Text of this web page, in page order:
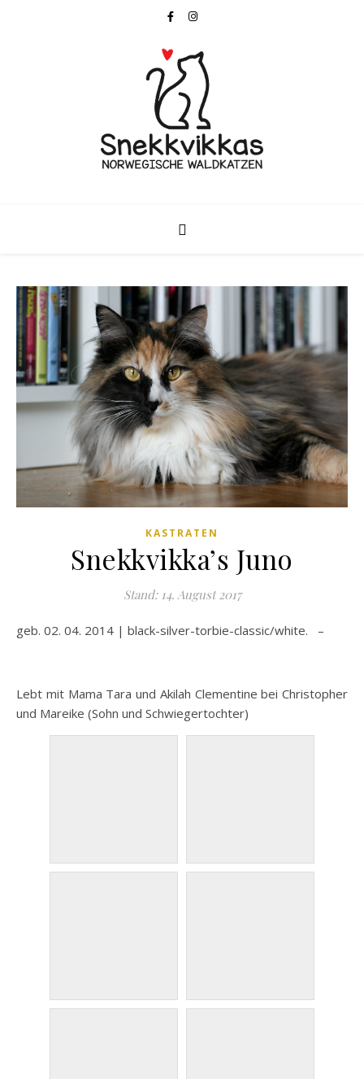
KASTRATEN
Snekkvikka’s Juno
Stand: 14. August 2017
geb. 02. 04. 2014 | black-silver-torbie-classic/white. –
Lebt mit Mama Tara und Akilah Clementine bei Christopher
und Mareike (Sohn und Schwiegertochter)